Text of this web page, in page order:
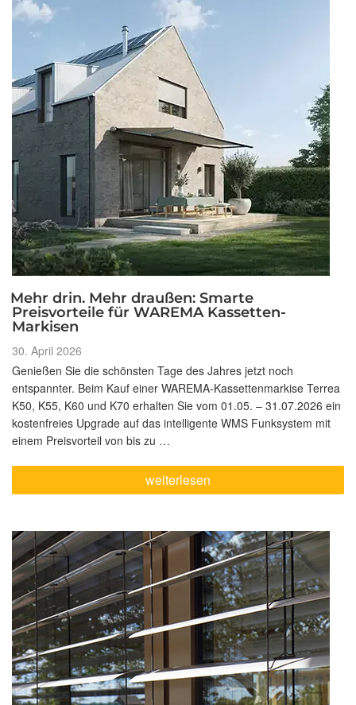
Mehr drin. Mehr draußen: Smarte
Preisvorteile für WAREMA Kassetten-
Markisen
Veröffentlicht
am
30. April 2026
Genießen Sie die schönsten Tage des Jahres jetzt noch
entspannter. Beim Kauf einer WAREMA-Kassettenmarkise Terrea
K50, K55, K60 und K70 erhalten Sie vom 01.05. – 31.07.2026 ein
kostenfreies Upgrade auf das intelligente WMS Funksystem mit
einem Preisvorteil von bis zu …
„Mehr
drin.
Smarte
Preisvorteile
für
WAREMA
Kassetten-
Markisen“
weiterlesen